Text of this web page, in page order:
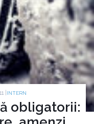
| INTERN
obligatorii: